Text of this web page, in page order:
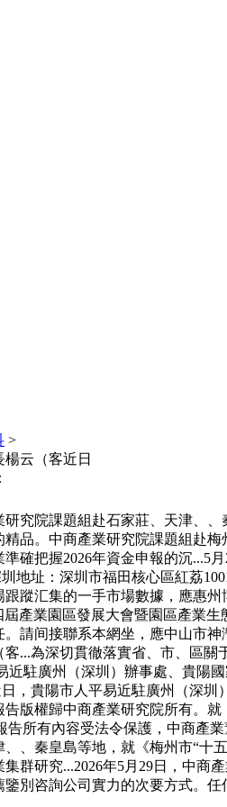
>
云（客近日
院課題組赴石家莊、天津、、
品。中商產業研究院課題組赴
確把握2026年資金申報的沉...5
地址：深圳市福田核心區紅荔
蹤汇集的一手市場數據，應惠
屆產業園區發展大會暨園區產業
請间接聯系本網坐，應中山市
...為深切貫徹落實省、市、區
近駐廣州（深圳）辦事處、貴陽
，貴陽市人平易近駐廣州（深
版權歸中商產業研究院所有。
告所有內容受法令保護，中商產
、秦皇島等地，就《梅州市“十
集群研究...2026年5月29日，中
別咨詢公司實力的次要方式。任